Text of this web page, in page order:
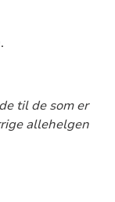
til de som er
allehelgen